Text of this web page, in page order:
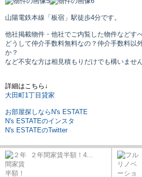
山陽電鉄本線「板宿」駅徒歩4分です。
他社掲載物件・他社でご内覧した物件などす
どうして仲介手数料無料なの？仲介手数料以
か？
など不安な方は相見積もりだけでも構いませ
詳細はこちら↓
大田町1丁目貸家
お部屋探しならN's ESTATE
N's ESTATEのインスタ
N's ESTATEのTwitter
２年間家賃半額！4...